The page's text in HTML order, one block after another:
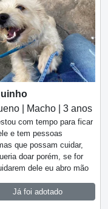
| Macho | 3 anos
com tempo para ficar
e tem pessoas
que possam cuidar,
doar porém, se for
dele eu abro mão
Já foi adotado